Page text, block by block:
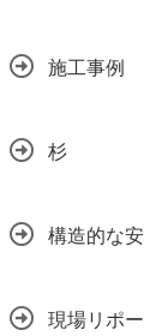
施工事例
杉
構造的な
現場リポー